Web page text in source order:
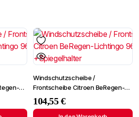
Windschutzscheibe /
Frontscheibe Citroen BeRegen-
Lichtingo 96- +Spiegelhalter
104,55€